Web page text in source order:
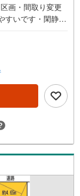
画・間取り変更
すいです・閑静な
はお気軽にお問
舗駐車場完備、
清浄機設置）が
件以上公開中ご
用PCより非公開物
を設置しており
グなど、独自の
の物件検索も可